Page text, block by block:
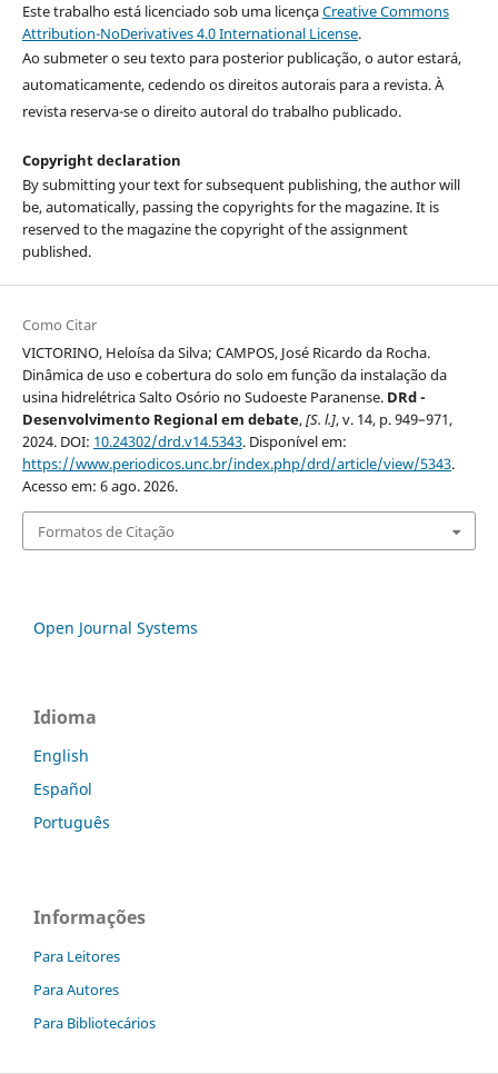
Este trabalho está licenciado sob uma licençaCreative Commons
Attribution-NoDerivatives 4.0 International License.
Ao submeter o seu texto para posterior publicação, o autor estará,
automaticamente, cedendo os direitos autorais para a revista. À
revista reserva-se o direito autoral do trabalho publicado.
Copyright declaration
By submitting your text for subsequent publishing, the author will
be, automatically, passing the copyrights for the magazine. It is
reserved to the magazine the copyright of the assignment
published.
Como Citar
VICTORINO, Heloísa da Silva; CAMPOS, José Ricardo da Rocha.
Dinâmica de uso e cobertura do solo em função da instalação da
usina hidrelétrica Salto Osório no Sudoeste Paranense. DRd -
Desenvolvimento Regional em debate,[S. l.], v. 14, p. 949–971,
2024. DOI: 10.24302/drd.v14.5343. Disponível em:
https://www.periodicos.unc.br/index.php/drd/article/view/5343.
Acesso em: 6 ago. 2026.
Formatos de Citação
Open Journal Systems
Idioma
English
Español
Português
Informações
Para Leitores
Para Autores
Para Bibliotecários